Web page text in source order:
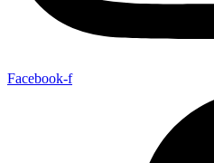
Facebook-f